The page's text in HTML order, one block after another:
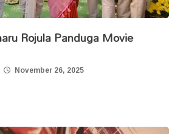
Rojula Panduga Movie
November 26, 2025